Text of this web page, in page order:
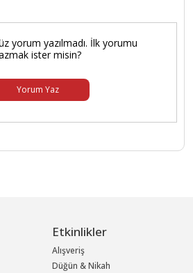
yorum yazılmadı. İlk yorumu
ister misin?
Yorum Yaz
Etkinlikler
Alışveriş
Düğün & Nikah